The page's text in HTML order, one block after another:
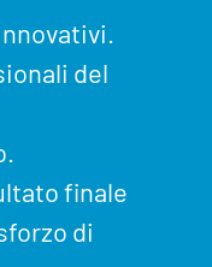
del
finale
di